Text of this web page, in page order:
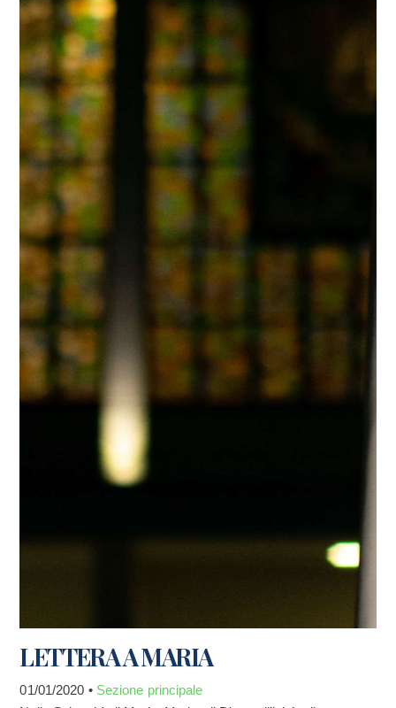
LETTERA A MARIA
01/01/2020 • Sezione principale